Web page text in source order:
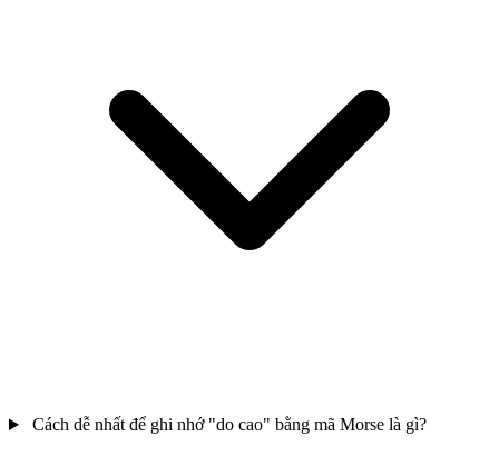
Cách dễ nhất để ghi nhớ "do cao" bằng mã Morse là gì?